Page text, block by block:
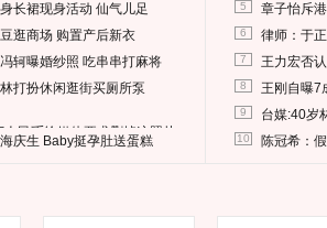
长裙现身活动 仙气儿足
逛商场 购置产后新衣
轲曝婚纱照 吃串串打麻将
打扮休闲逛街买厕所泵
民币给媒体要求删掉这照片
庆生 Baby挺孕肚送蛋糕
5 章子怡斥
6 律师：于
7 王力宏否
8 王刚自曝7
9 台媒:40岁
10 陈冠希：